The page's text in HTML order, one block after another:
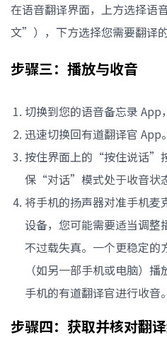
在语音翻译界面，上方选择语
文”），下方选择您需要翻译
步骤三：播放与收音
切换到您的语音备忘录 App
迅速切换回有道翻译官 App。
按住界面上的“按住说话”
保“对话”模式处于收音状
将手机的扬声器对准手机麦
设备，您可能需要适当调整
不过载失真。一个更稳定的
（如另一部手机或电脑）
手机的有道翻译官进行收音。
步骤四：获取并核对翻